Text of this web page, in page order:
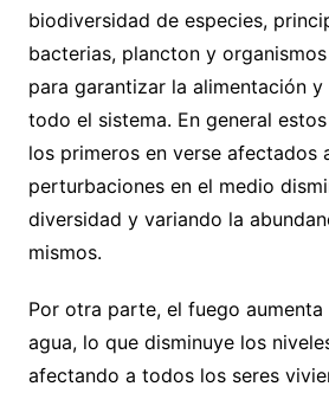
biodiversidad de especies,
bacterias, plancton y
para garantizar la alimentación
todo el sistema. En general
los primeros en verse afectados
perturbaciones en el medio
diversidad y variando la
mismos.
Por otra parte, el fuego
agua, lo que disminuye los
afectando a todos los seres